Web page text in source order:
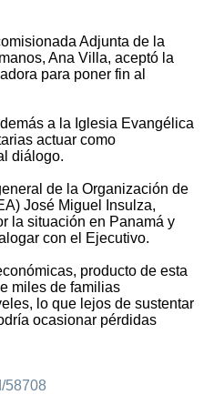
Adjunta de la
Ana Villa, aceptó la
para poner fin al
a la Iglesia Evangélica
actuar como
diálogo.
de la Organización de
José Miguel Insulza,
la situación en Panamá y
con el Ejecutivo.
producto de esta
miles de familias
lo que lejos de sustentar
ocasionar pérdidas
58708